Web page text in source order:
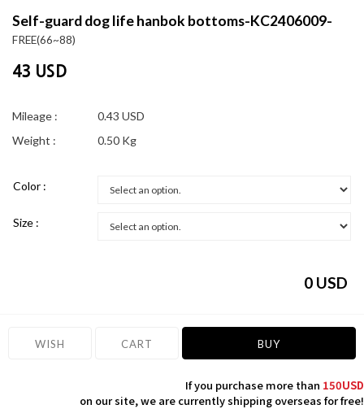
Self-guard dog life hanbok bottoms-KC2406009-
FREE(66~88)
43 USD
Mileage :
0.43 USD
Weight :
0.50 Kg
Color :
Size :
0 USD
WISH CART BUY
If you purchase more than 150USD
on our site, we are currently shipping overseas for free!